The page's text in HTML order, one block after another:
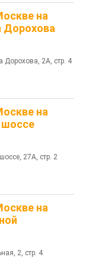
на
Дорохова
Дорохова, 2А, стр. 4
на
27А, стр. 2
на
2, стр. 4